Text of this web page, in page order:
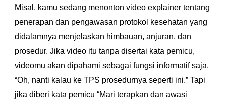
Misal, kamu sedang menonton video explainer tentang
penerapan dan pengawasan protokol kesehatan yang
didalamnya menjelaskan himbauan, anjuran, dan
prosedur. Jika video itu tanpa disertai kata pemicu,
videomu akan dipahami sebagai fungsi informatif saja,
“Oh, nanti kalau ke TPS prosedurnya seperti ini.” Tapi
jika diberi kata pemicu “Mari terapkan dan awasi